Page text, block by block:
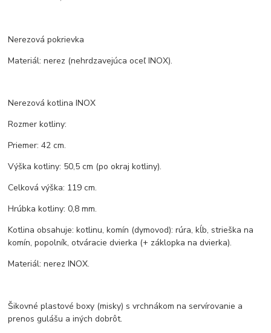
Nerezová pokrievka
Materiál: nerez (nehrdzavejúca oceľ INOX).
Nerezová kotlina INOX
Rozmer kotliny:
Priemer: 42 cm.
Výška kotliny: 50,5 cm (po okraj kotliny).
Celková výška: 119 cm.
Hrúbka kotliny: 0,8 mm.
Kotlina obsahuje: kotlinu, komín (dymovod): rúra, kĺb, strieška na
komín, popolník, otváracie dvierka (+ záklopka na dvierka).
Materiál: nerez INOX.
Šikovné plastové boxy (misky) s vrchnákom na servírovanie a
prenos gulášu a iných dobrôt.